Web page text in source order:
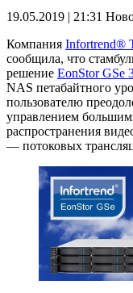
19.05.2019 | 21:31
Компания Infortrend®
сообщила, что
решение EonStor GSe
NAS петабайтного
пользователю
управлением
распространения
— потоковых